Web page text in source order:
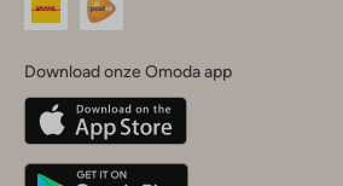
Nederland
Belgique(Français)
Deutschland
Download onze Omoda app